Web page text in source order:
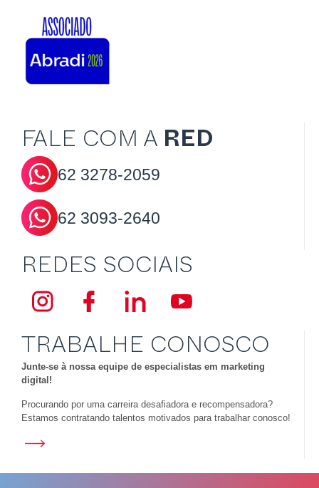
FALE COM A RED
62 3278-2059
62 3093-2640
REDES SOCIAIS
TRABALHE CONOSCO
Junte-se à nossa equipe de especialistas em marketing
digital!
Procurando por uma carreira desafiadora e recompensadora?
Estamos contratando talentos motivados para trabalhar conosco!